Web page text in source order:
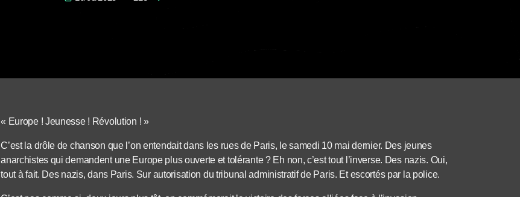
« Europe ! Jeunesse ! Révolution ! »
C’est la drôle de chanson que l’on entendait dans les rues de Paris, le samedi 10 mai dernier. Des jeunes
anarchistes qui demandent une Europe plus ouverte et tolérante ? Eh non, c’est tout l’inverse. Des nazis. Oui,
tout à fait. Des nazis, dans Paris. Sur autorisation du tribunal administratif de Paris. Et escortés par la police.